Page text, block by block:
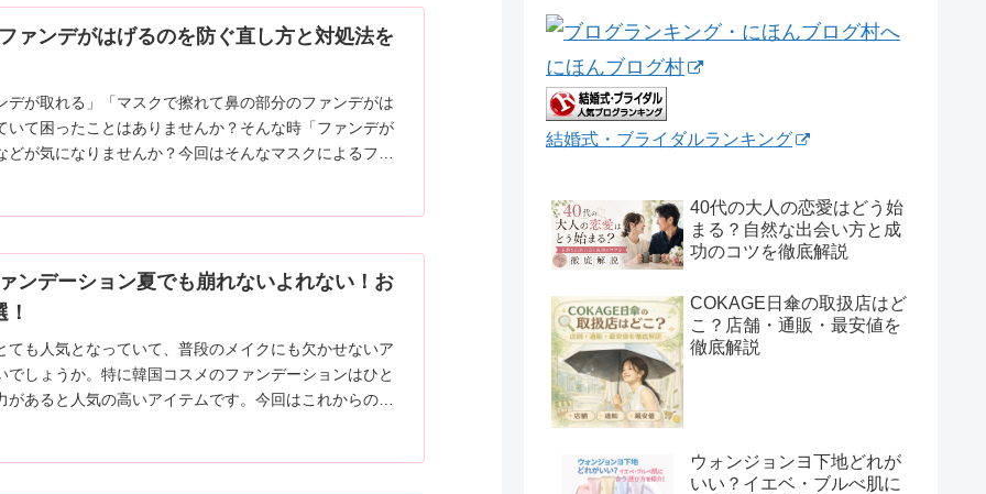
ァンデがはげるのを防ぐ直し方と対処法を
デが取れる」「マスクで擦れて鼻の部分のファンデがは
いて困ったことはありませんか？そんな時「ファンデが
が気になりませんか？今回はそんなマスクによるファ
ンデーション夏でも崩れないよれない！お
ても人気となっていて、普段のメイクにも欠かせないア
でしょうか。特に韓国コスメのファンデーションはひと
あると人気の高いアイテムです。今回はこれからの夏
にほんブログ村
結婚式・ブライダルランキング
40代の大人の恋愛はどう始
まる？自然な出会い方と成
功のコツを徹底解説
COKAGE日傘の取扱店はど
こ？店舗・通販・最安値を
徹底解説
ウォンジョンヨ下地どれが
いい？イエベ・ブルべ肌に